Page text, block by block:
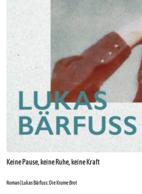
Keine Pause, keine Ruhe, keine Kraft
Roman | Lukas Bärfuss: Die Krume Brot